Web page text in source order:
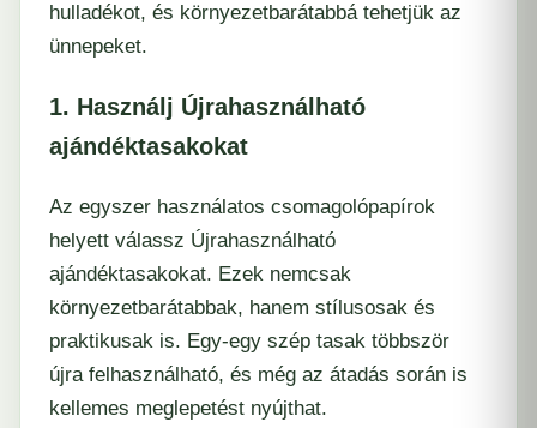
hulladékot, és környezetbarátabbá tehetjük az
ünnepeket.
1. Használj Újrahasználható
ajándéktasakokat
Az egyszer használatos csomagolópapírok
helyett válassz Újrahasználható
ajándéktasakokat. Ezek nemcsak
környezetbarátabbak, hanem stílusosak és
praktikusak is. Egy-egy szép tasak többször
újra felhasználható, és még az átadás során is
kellemes meglepetést nyújthat.